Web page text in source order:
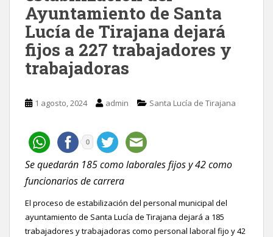
Ayuntamiento de Santa
Lucía de Tirajana dejará
fijos a 227 trabajadores y
trabajadoras
1 agosto, 2024 admin Santa Lucía de Tirajana
0
Se quedarán 185 como laborales fijos y 42 como
funcionarios de carrera
El proceso de estabilización del personal municipal del
ayuntamiento de Santa Lucía de Tirajana dejará a 185
trabajadores y trabajadoras como personal laboral fijo y 42